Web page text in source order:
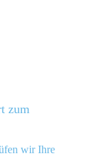
zum
wir Ihre